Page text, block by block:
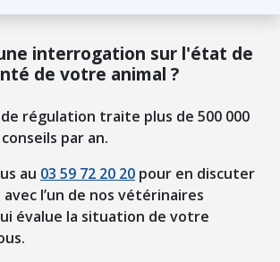
interrogation sur l'état de
de votre animal ?
régulation traite plus de 500 000
par an.
au 03 59 72 20 20 pour en discuter
l’un de nos vétérinaires
évalue la situation de votre